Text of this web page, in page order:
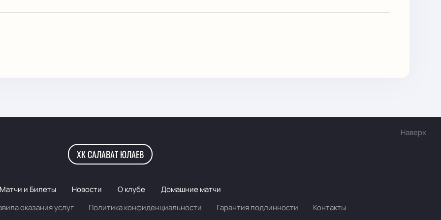
Наверх
ХК САЛАВАТ ЮЛАЕВ
Матчи и Билеты Новости О клубе
Домашние матчи
оказания услуг
Политика конфиденциальности Гарантия подлинности Контакты